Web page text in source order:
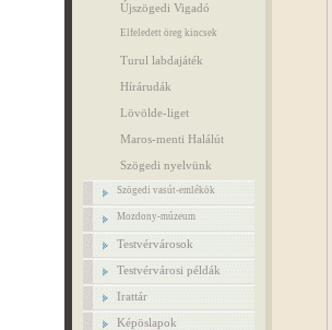
Újszögedi Vigadó
Elfeledett öreg kincsek
Turul labdajáték
Hírárudák
Lövölde-liget
Maros-menti Halálút
Szögedi nyelvünk
Szögedi vasút-emlékök
Mozdony-múzeum
Testvérvárosok
Testvérvárosi példák
Irattár
Képöslapok